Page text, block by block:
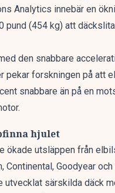
Analytics innebär en
pund (454 kg) att
den snabbare
pekar forskningen på att
snabbare än på en
hjulet
ökade utsläppen från
Continental, Goodyear
utvecklat särskilda däck